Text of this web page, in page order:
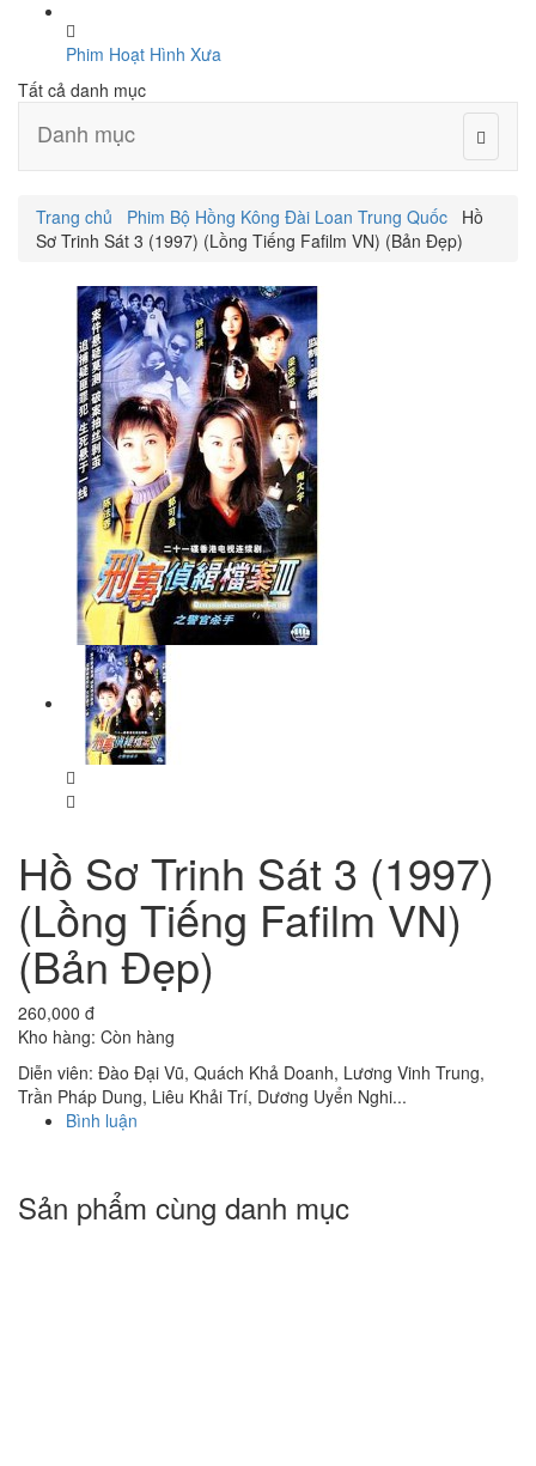
Phim Hoạt Hình Xưa
Tất cả danh mục
Danh mục
Trang chủ Phim Bộ Hồng Kông Đài Loan Trung Quốc
Hồ
Sơ Trinh Sát 3 (1997) (Lồng Tiếng Fafilm VN) (Bản Đẹp)
Hồ Sơ Trinh Sát 3 (1997)
(Lồng Tiếng Fafilm VN)
(Bản Đẹp)
260,000 đ
Kho hàng: Còn hàng
Diễn viên: Đào Đại Vũ, Quách Khả Doanh, Lương Vinh Trung,
Trần Pháp Dung, Liêu Khải Trí, Dương Uyển Nghi...
Bình luận
Sản phẩm cùng danh mục